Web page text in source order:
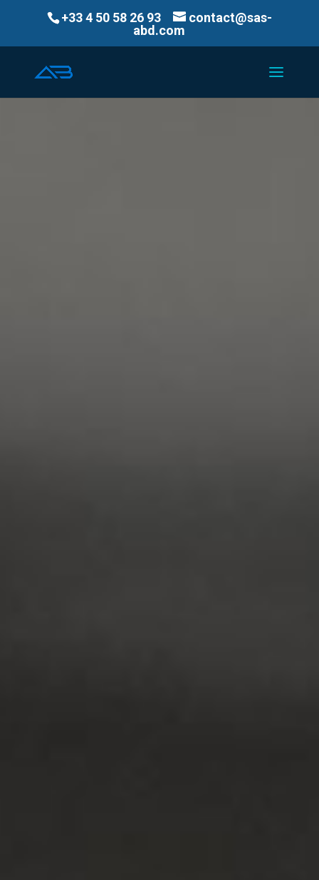
+33 4 50 58 26 93
contact@sas-
abd.com